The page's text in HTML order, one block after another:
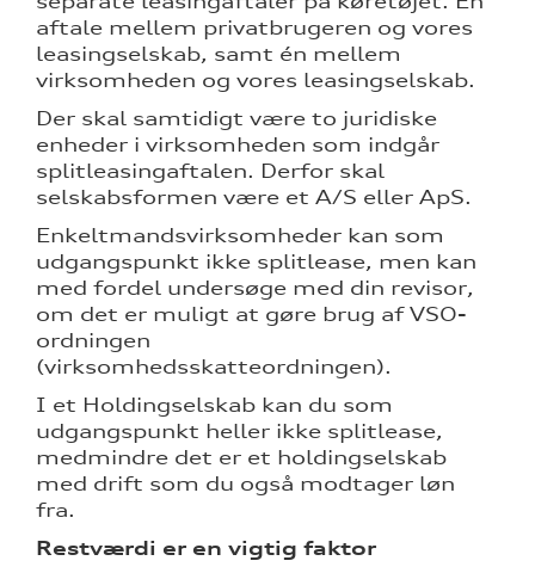
aftale mellem privatbrugeren og vores
leasingselskab, samt én mellem
virksomheden og vores leasingselskab.
Der skal samtidigt være to juridiske
enheder i virksomheden som indgår
splitleasingaftalen. Derfor skal
selskabsformen være et A/S eller ApS.
Enkeltmandsvirksomheder kan som
udgangspunkt ikke splitlease, men kan
med fordel undersøge med din revisor,
om det er muligt at gøre brug af VSO-
ordningen
(virksomhedsskatteordningen).
I et Holdingselskab kan du som
udgangspunkt heller ikke splitlease,
medmindre det er et holdingselskab
med drift som du også modtager løn
fra.
Restværdi er en vigtig faktor